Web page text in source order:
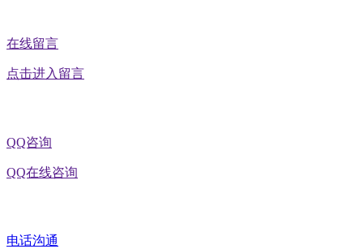
在线留言
点击进入留言
QQ咨询
QQ在线咨询
电话沟通